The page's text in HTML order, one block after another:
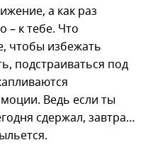
а как раз
– к тебе. Что
чтобы избежать
подстраиваться под
Ведь если ты
сдержал, завтра…